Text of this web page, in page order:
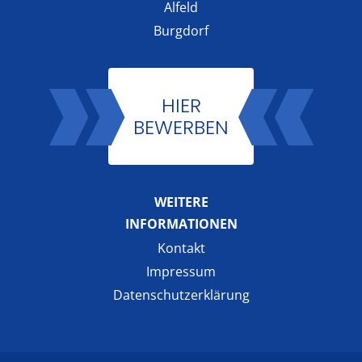
Alfeld
Burgdorf
HIER
BEWERBEN
WEITERE
INFORMATIONEN
Kontakt
Impressum
Datenschutzerklärung